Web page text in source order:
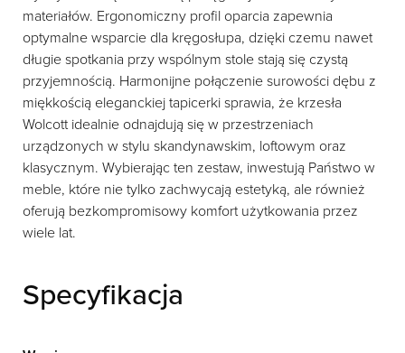
materiałów. Ergonomiczny profil oparcia zapewnia
optymalne wsparcie dla kręgosłupa, dzięki czemu nawet
długie spotkania przy wspólnym stole stają się czystą
przyjemnością. Harmonijne połączenie surowości dębu z
miękkością eleganckiej tapicerki sprawia, że krzesła
Wolcott idealnie odnajdują się w przestrzeniach
urządzonych w stylu skandynawskim, loftowym oraz
klasycznym. Wybierając ten zestaw, inwestują Państwo w
meble, które nie tylko zachwycają estetyką, ale również
oferują bezkompromisowy komfort użytkowania przez
wiele lat.
Specyfikacja